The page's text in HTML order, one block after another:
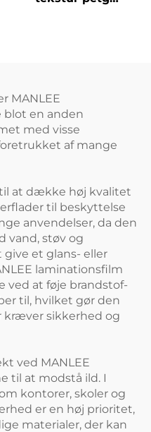
MANLEE
blot en anden
med visse
af mange
at dække høj kvalitet
til beskyttelse
anvendelser, da den
vand, støv og
et glans- eller
laminationsfilm
ved at føje brandstof-
til, hvilket gør den
kræver sikkerhed og
ved MANLEE
til at modstå ild. I
kontorer, skoler og
er en høj prioritet,
materialer, der kan